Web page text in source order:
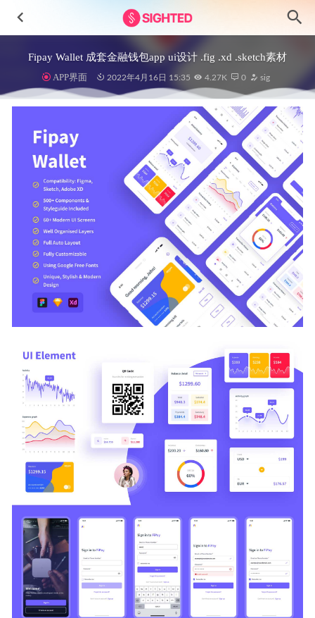
Fipay Wallet 成套金融钱包app ui设计 .fig .xd .sketch素材
APP界面 2022年4月16日 15:35 4.27K 0 sig
ChekHealt-医疗健康APP UI套件 2023-08-09
明暗主题旅行app ui设计 .fig .xd .sketch .psd素材 2021-01-18
CRM & Office团队合作插画素材 2023-07-21
Roomate成套高品质房间预订app ui设计.xd .sketch素材
2022-01-20
数据可视化图表UI kit .fig素材 2022-06-14